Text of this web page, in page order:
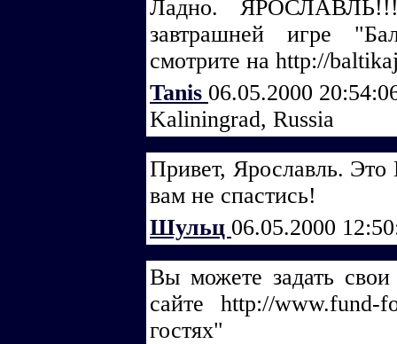
Ладно.
завтрашней игре
смотрите на http://
Tanis 06.05.2000
Kaliningrad, Russia
Привет, Ярославль. Это
вам не спастись!
Шульц 06.05.2000
Вы можете задать
сайте http://
гостях"